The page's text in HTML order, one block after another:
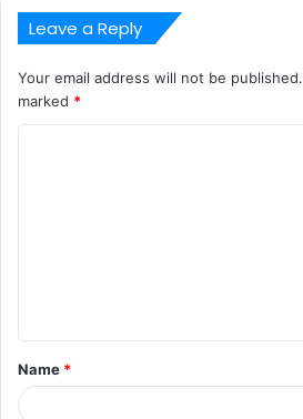
Leave a Reply
Your email address will not be published.
marked *
t
*
Name *